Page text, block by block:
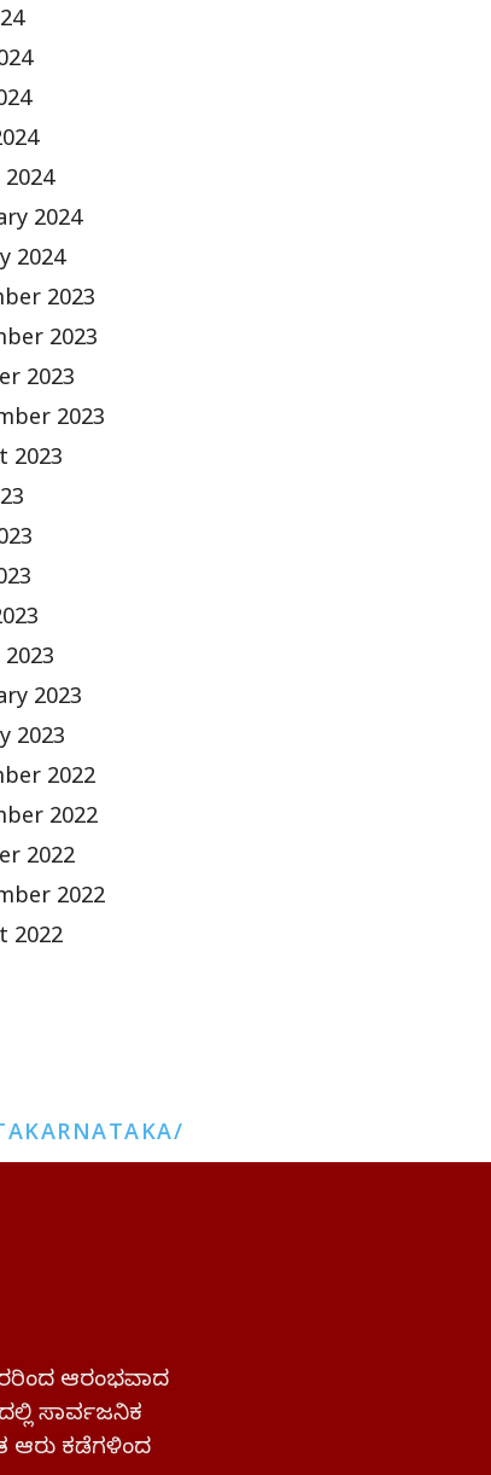
2024
2024
2023
2023
2023
2023
2023
2023
2023
2022
2022
2022
2022
2022
ಆರಂಭವಾದ
ಸಾರ್ವಜನಿಕ
ಆರು ಕಡೆಗಳಿಂದ